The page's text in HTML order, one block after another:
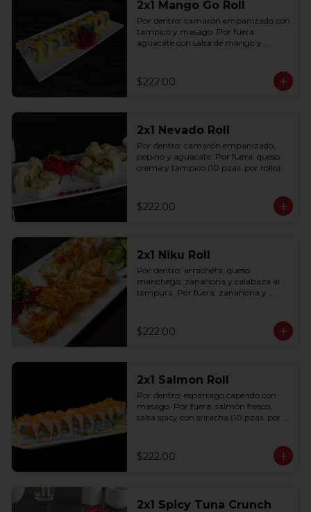
2x1 Mango Go Roll
Por dentro: camarón empanizado con
tampico y masago. Por fuera:
aguacate con salsa de mango y
$222.00
2x1 Nevado Roll
Por dentro: camarón empanizado,
pepino y aguacate. Por fuera: queso
crema y tampico (10 pzas. por rollo).
$222.00
2x1 Niku Roll
Por dentro: arrachera, queso
manchego, zanahoria y calabaza al
tempura. Por fuera: zanahoria y
$222.00
2x1 Salmon Roll
Por dentro: espárrago capeado con
masago. Por fuera: salmón fresco,
salsa spicy con sriracha (10 pzas. por
$222.00
2x1 Spicy Tuna Crunch